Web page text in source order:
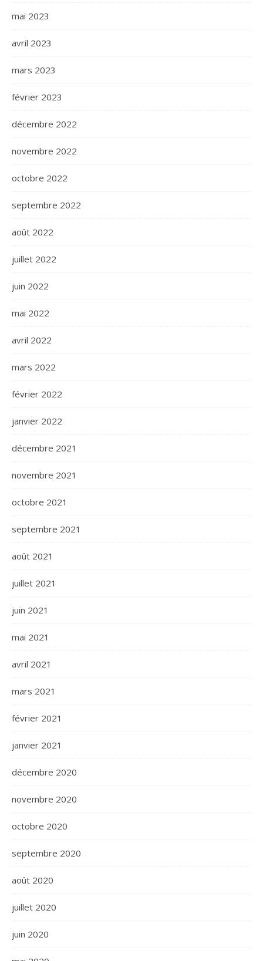
mai 2023
avril 2023
mars 2023
février 2023
décembre 2022
novembre 2022
octobre 2022
septembre 2022
août 2022
juillet 2022
juin 2022
mai 2022
avril 2022
mars 2022
février 2022
janvier 2022
décembre 2021
novembre 2021
octobre 2021
septembre 2021
août 2021
juillet 2021
juin 2021
mai 2021
avril 2021
mars 2021
février 2021
janvier 2021
décembre 2020
novembre 2020
octobre 2020
septembre 2020
août 2020
juillet 2020
juin 2020